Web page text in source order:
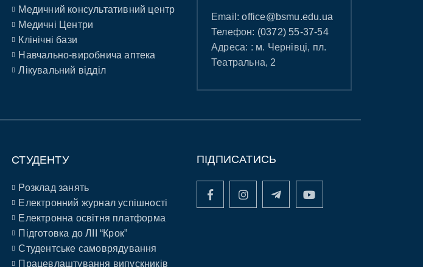
Медичний консультативний центр
Медичні Центри
Клінічні бази
Навчально-виробнича аптека
Лікувальний відділ
Email:office@bsmu.edu.ua
Телефон: (0372) 55-37-54
Адреса: : м. Чернівці, пл.
Театральна, 2
СТУДЕНТУ
Розклад занять
Електронний журнал успішності
Електронна освітня платформа
Підготовка до ЛІІ “Крок”
Студентське самоврядування
Працевлаштування випускників
ПІДПИСАТИСЬ